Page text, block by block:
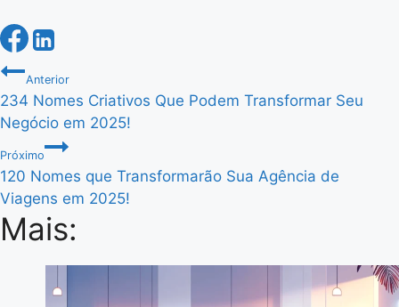
Navegação
de
Post
Anterior
234 Nomes Criativos Que Podem Transformar Seu
Negócio em 2025!
Próximo
120 Nomes que Transformarão Sua Agência de
Viagens em 2025!
Mais: